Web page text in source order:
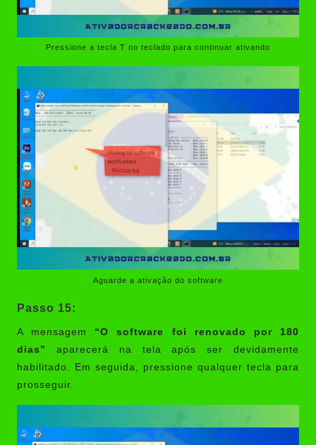
Pressione a tecla T no teclado para continuar ativando
Aguarde a ativação do software
Passo 15:
A mensagem
“O software foi renovado por 180
dias”
aparecerá na tela após ser devidamente
habilitado. Em seguida, pressione qualquer tecla para
prosseguir.